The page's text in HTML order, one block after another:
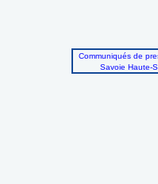
Communiqués de
Savoie Haute-